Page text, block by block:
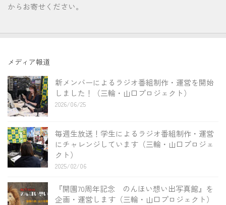
からお寄せください。
メディア報道
新メンバーによるラジオ番組制作・運営を開始
しました！（三輪・山口プロジェクト）
2026/06/25
毎週生放送！学生によるラジオ番組制作・運営
にチャレンジしています（三輪・山口プロジェ
クト）
2025/02/06
『開園70周年記念 のんほい想い出写真館』を
企画・運営します（三輪・山口プロジェクト）